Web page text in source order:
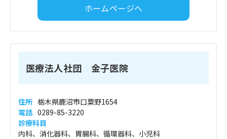
ホームページへ
医療法人社団 金子医院
住所 栃木県鹿沼市口粟野1654
電話 0289-85-3220
診療科目
内科、消化器科、胃腸科、循環器科、小児科